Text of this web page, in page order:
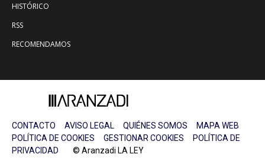
HISTÓRICO
RSS
RECOMENDAMOS
CONTACTO AVISO LEGAL QUIÉNES SOMOS
MAPA WEB
POLÍTICA DE COOKIES
GESTIONAR COOKIES
POLÍTICA DE
PRIVACIDAD © Aranzadi LA LEY